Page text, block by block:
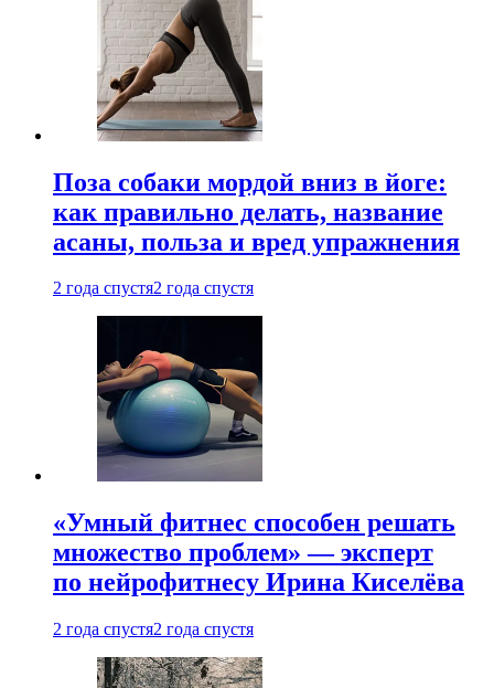
Поза собаки мордой вниз в йоге:
как правильно делать, название
асаны, польза и вред упражнения
2 года спустя2 года спустя
«Умный фитнес способен решать
множество проблем» — эксперт
по нейрофитнесу Ирина Киселёва
2 года спустя2 года спустя